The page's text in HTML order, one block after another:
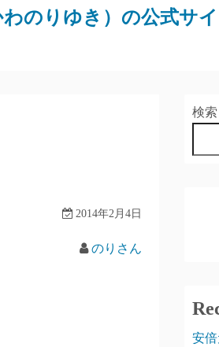
のりゆき）の公式サイ
2014年2月4日
のりさん
検索
安